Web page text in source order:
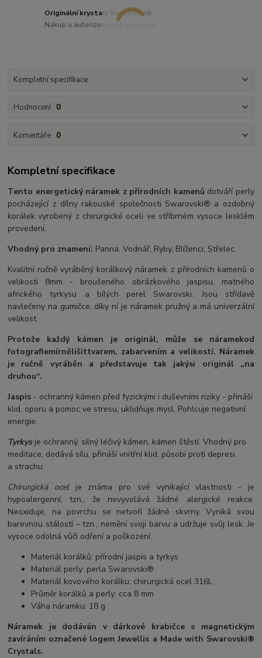
Originální krystaly Swarovski®
Nákup u autorizovaných prodejců
Kompletní specifikace
Hodnocení 0
Komentáře 0
Kompletní specifikace
Tento energetický náramek z přírodních kamenů dotváří perly
pocházející z dílny rakouské společnosti Swarovski® a ozdobný
korálek vyrobený z chirurgické oceli ve stříbrném vysoce lesklém
provedení.
Vhodný pro znamení: Panna, Vodnář, Ryby, Blíženci, Střelec
Kvalitní ručně vyráběný korálkový náramek z přírodních kamenů o
velikosti 8mm - broušeného obrázkového jaspisu, matného
afrického tyrkysu a bílých perel Swarovski. Jsou střídavě
navlečeny na gumičce, díky ní je náramek pružný a má univerzální
velikost.
Protože každý kámen je originál, může se náramekod
fotografiemírnělišittvarem, zabarvením a velikostí. Náramek
je ručně vyráběn a představuje tak jakýsi originál „na
druhou“.
Jaspis - ochranný kámen před fyzickými i duševními riziky - přináší
klid, oporu a pomoc ve stresu, uklidňuje mysl. Pohlcuje negativní
energie.
Tyrkysje ochranný, silný léčivý kámen, kámen štěstí. Vhodný pro
meditace, dodává sílu, přináší vnitřní klid, působí proti depresi
a strachu.
Chirurgická ocelje známa pro své vynikající vlastnosti - je
hypoalergenní, tzn., že nevyvolává žádné alergické reakce.
Neoxiduje, na povrchu se netvoří žádné skvrny. Vyniká svou
barevnou stálostí – tzn., nemění svoji barvu a udržuje svůj lesk. Je
vysoce odolná vůči odření a poškození.
Materiál korálků: přírodní jaspis a tyrkys
Materiál perly: perla Swarovski®
Materiál kovového korálku: chirurgická ocel 316L
Průměr korálků a perly: cca 8 mm
Váha náramku: 18 g
Náramek je dodáván v dárkové krabičce s magnetickým
zavíráním označené logem Jewellis a Made with Swarovski®
Crystals.